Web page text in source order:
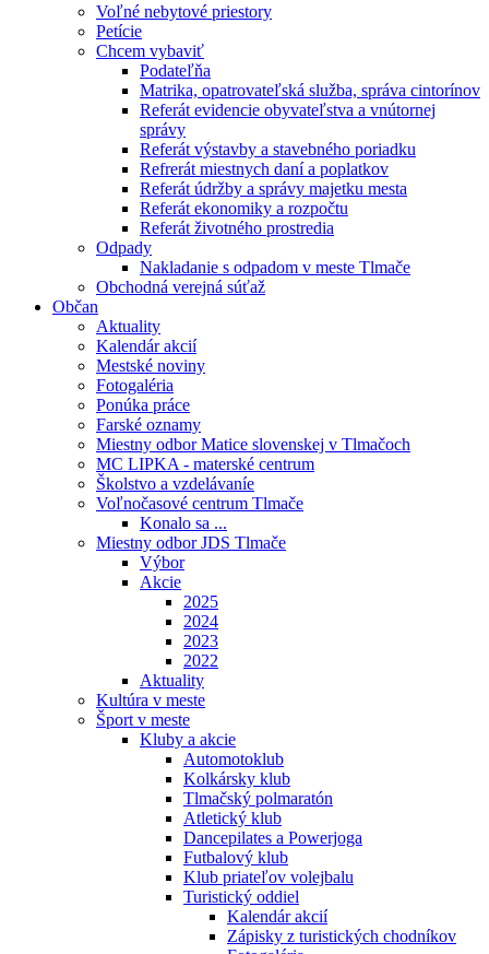
Voľné nebytové priestory
Petície
Chcem vybaviť
Podateľňa
Matrika, opatrovateľská služba, správa cintorínov
Referát evidencie obyvateľstva a vnútornej
správy
Referát výstavby a stavebného poriadku
Refrerát miestnych daní a poplatkov
Referát údržby a správy majetku mesta
Referát ekonomiky a rozpočtu
Referát životného prostredia
Odpady
Nakladanie s odpadom v meste Tlmače
Obchodná verejná súťaž
Občan
Aktuality
Kalendár akcií
Mestské noviny
Fotogaléria
Ponúka práce
Farské oznamy
Miestny odbor Matice slovenskej v Tlmačoch
MC LIPKA - materské centrum
Školstvo a vzdelávaníe
Voľnočasové centrum Tlmače
Konalo sa ...
Miestny odbor JDS Tlmače
Výbor
Akcie
2025
2024
2023
2022
Aktuality
Kultúra v meste
Šport v meste
Kluby a akcie
Automotoklub
Kolkársky klub
Tlmačský polmaratón
Atletický klub
Dancepilates a Powerjoga
Futbalový klub
Klub priateľov volejbalu
Turistický oddiel
Kalendár akcií
Zápisky z turistických chodníkov